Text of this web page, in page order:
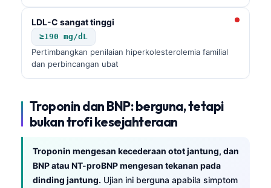
LDL-C sangat tinggi
≥190 mg/dL
Pertimbangkan penilaian hiperkolesterolemia familial
dan perbincangan ubat
Troponin dan BNP: berguna, tetapi
bukan trofi kesejahteraan
Troponin mengesan kecederaan otot jantung, dan
BNP atau NT-proBNP mengesan tekanan pada
dinding jantung. Ujian ini berguna apabila simptom
Македонски јазик
Euskara
Occitan
Монгол
ພາສາລາວ